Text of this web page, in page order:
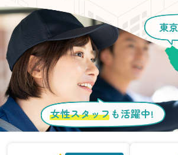
女性スタッフ も活躍中!
東